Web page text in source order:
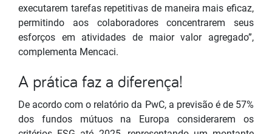
executarem tarefas repetitivas de maneira mais eficaz,
permitindo aos colaboradores concentrarem seus
esforços em atividades de maior valor agregado”,
complementa Mencaci.
A prática faz a diferença!
De acordo com o relatório da PwC, a previsão é de 57%
dos fundos mútuos na Europa considerarem os